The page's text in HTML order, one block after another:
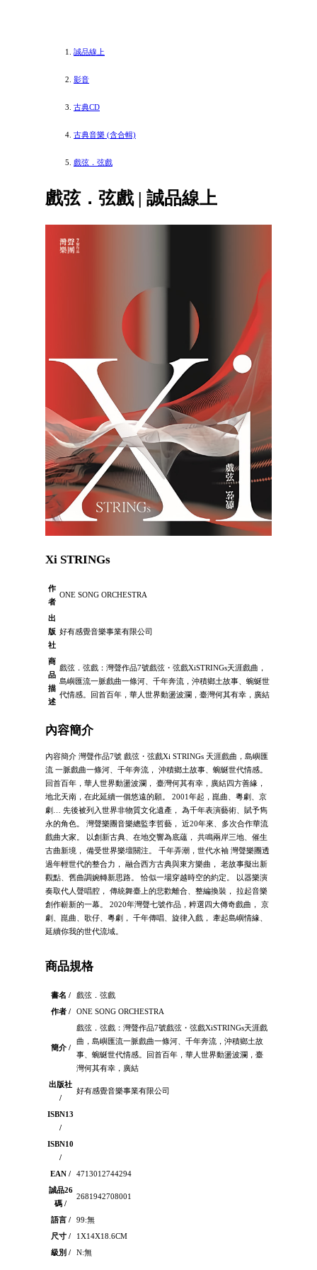
誠品線上
影音
古典CD
古典音樂 (含合輯)
戲弦．弦戲
戲弦．弦戲 | 誠品線上
Xi STRINGs
作
者
ONE SONG ORCHESTRA
出
版
社
好有感覺音樂事業有限公司
商
品
描
述
戲弦．弦戲：灣聲作品7號戲弦・弦戲XiSTRINGs天涯戲曲，
島嶼匯流一脈戲曲一條河、千年奔流，沖積鄉土故事、蜿蜒世
代情感。回首百年，華人世界動盪波瀾，臺灣何其有幸，廣結
內容簡介
內容簡介 灣聲作品7號 戲弦・弦戲Xi STRINGs 天涯戲曲，島嶼匯
流 一脈戲曲一條河、千年奔流， 沖積鄉土故事、蜿蜒世代情感。
回首百年，華人世界動盪波瀾， 臺灣何其有幸，廣結四方善緣，
地北天南，在此延續一個悠遠的願。 2001年起，崑曲、粵劇、京
劇… 先後被列入世界非物質文化遺產， 為千年表演藝術、賦予雋
永的角色。 灣聲樂團音樂總監李哲藝， 近20年來、多次合作華流
戲曲大家。 以創新古典、在地交響為底蘊， 共鳴兩岸三地、催生
古曲新境， 備受世界樂壇關注。 千年弄潮，世代水袖 灣聲樂團透
過年輕世代的整合力， 融合西方古典與東方樂曲， 老故事擬出新
觀點、舊曲調婉轉新思路。 恰似一場穿越時空的約定。 以器樂演
奏取代人聲唱腔， 傳統舞臺上的悲歡離合、整編換裝， 拉起音樂
創作嶄新的一幕。 2020年灣聲七號作品，粹選四大傳奇戲曲， 京
劇、崑曲、歌仔、粵劇， 千年傳唱、旋律入戲， 牽起島嶼情緣、
延續你我的世代流域。
商品規格
書名 /
戲弦．弦戲
作者 /
ONE SONG ORCHESTRA
簡介 /
戲弦．弦戲：灣聲作品7號戲弦・弦戲XiSTRINGs天涯戲
曲，島嶼匯流一脈戲曲一條河、千年奔流，沖積鄉土故
事、蜿蜒世代情感。回首百年，華人世界動盪波瀾，臺
灣何其有幸，廣結
出版社
/
好有感覺音樂事業有限公司
ISBN13
/
ISBN10
/
EAN /
4713012744294
誠品26
碼 /
2681942708001
語言 /
99:無
尺寸 /
1X14X18.6CM
級別 /
N:無